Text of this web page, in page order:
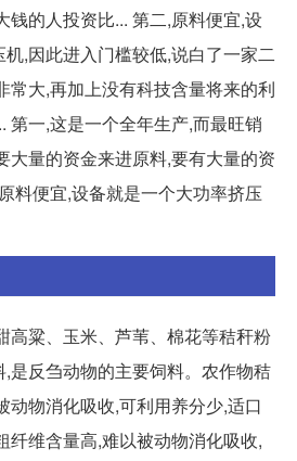
钱的人投资比... 第二,原料便宜,设
,因此进入门槛较低,说白了一家二
常大,再加上没有科技含量将来的利
第一,这是一个全年生产,而最旺销
大量的资金来进原料,要有大量的资
料便宜,设备就是一个大功率挤压
高粱、玉米、芦苇、棉花等秸秆粉
是反刍动物的主要饲料。农作物秸
动物消化吸收,可利用养分少,适口
纤维含量高,难以被动物消化吸收,